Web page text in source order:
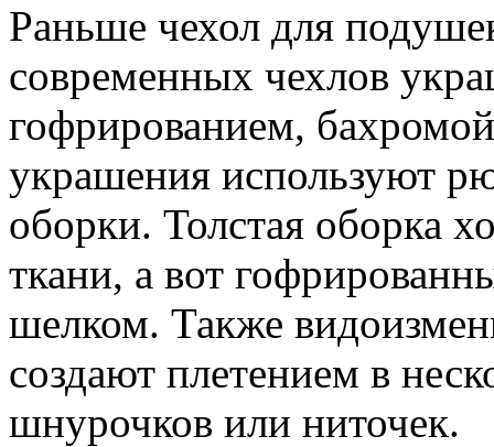
Раньше чехол для
современных чехлов
гофрированием,
украшения используют
оборки. Толстая оборка
ткани, а вот
шелком. Также
создают плетением в
шнурочков или ниточек.